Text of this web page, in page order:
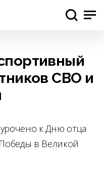
СВО и
к Дню отца
в Великой